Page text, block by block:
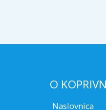
O
Naslovnica